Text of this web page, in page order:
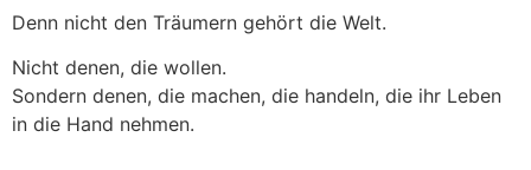
Denn nicht den Träumern gehört die Welt.
Nicht denen, die wollen.
Sondern denen, die machen, die handeln, die ihr Leben
in die Hand nehmen.